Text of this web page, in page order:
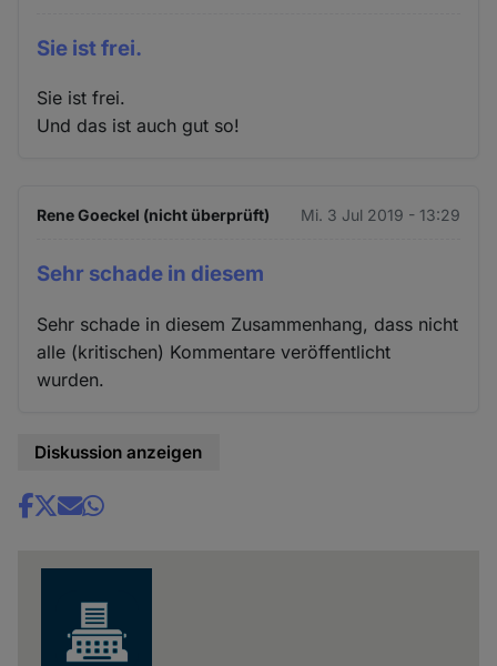
Sie ist frei.
Sie ist frei.
Und das ist auch gut so!
Rene Goeckel (nicht überprüft) Mi. 3 Jul 2019 - 13:29
Sehr schade in diesem
Sehr schade in diesem Zusammenhang, dass nicht
alle (kritischen) Kommentare veröffentlicht
wurden.
Diskussion anzeigen
Share